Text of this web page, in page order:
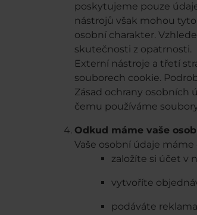
poskytujeme pouze
nástrojů však mohou
osobní charakter.
skutečnosti z opatrnosti.
Externí nástroje a třetí
souborech cookie.
Zásad ochrany osobních
čemu používáme
Odkud máme vaše
Vaše osobní údaje
založíte si účet v
vytvoříte
podáváte